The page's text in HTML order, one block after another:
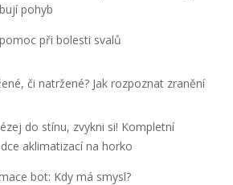
pohyb
při bolesti svalů
či natržené? Jak rozpoznat zranění
do stínu, zvykni si! Kompletní
aklimatizací na horko
bot: Kdy má smysl?